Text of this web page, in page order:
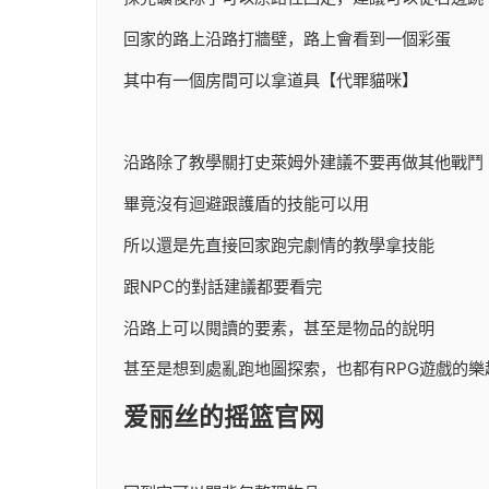
回家的路上沿路打牆壁，路上會看到一個彩蛋
其中有一個房間可以拿道具【代罪貓咪】
沿路除了教學關打史萊姆外建議不要再做其他戰鬥
畢竟沒有迴避跟護盾的技能可以用
所以還是先直接回家跑完劇情的教學拿技能
跟NPC的對話建議都要看完
沿路上可以閱讀的要素，甚至是物品的說明
甚至是想到處亂跑地圖探索，也都有RPG遊戲的樂
爱丽丝的摇篮官网